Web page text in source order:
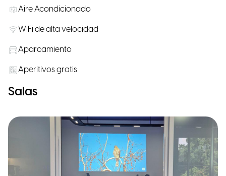
Aire Acondicionado
WiFi de alta velocidad
Aparcamiento
Aperitivos gratis
Salas